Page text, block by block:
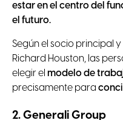
estar en el centro del
el futuro.
Según el socio principal
Richard Houston, las
elegir el modelo de
precisamente para
2. Generali Group